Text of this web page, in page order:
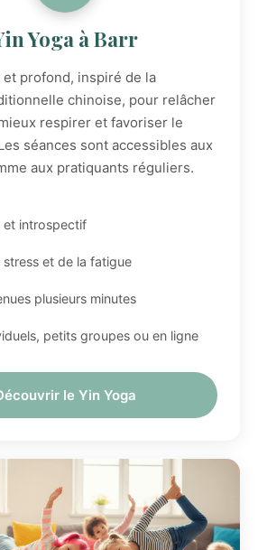
Yoga à Barr
et profond, inspiré de la
chinoise, pour relâcher
respirer et favoriser le
séances sont accessibles aux
aux pratiquants réguliers.
et introspectif
stress et de la fatigue
plusieurs minutes
petits groupes ou en ligne
le Yin Yoga